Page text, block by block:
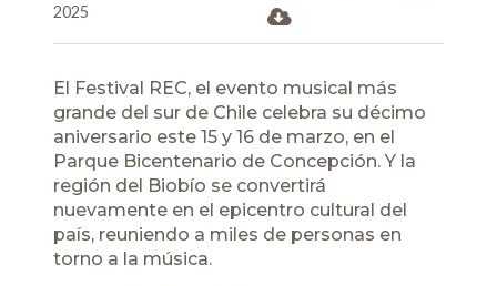
2025
El Festival REC, el evento musical más
grande del sur de Chile celebra su décimo
aniversario este 15 y 16 de marzo, en el
Parque Bicentenario de Concepción. Y la
región del Biobío se convertirá
nuevamente en el epicentro cultural del
país, reuniendo a miles de personas en
torno a la música.